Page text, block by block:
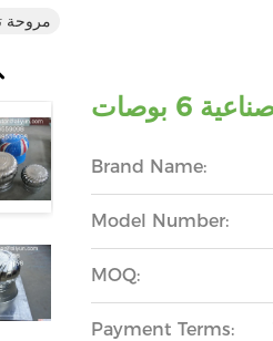
مروحة
6 بوصات
Brand Name:
Model Number:
MOQ:
Payment Terms: